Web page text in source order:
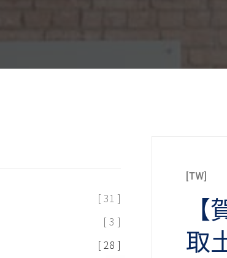
[TW]
取
[ 31 ]
[ 3 ]
[ 28 ]